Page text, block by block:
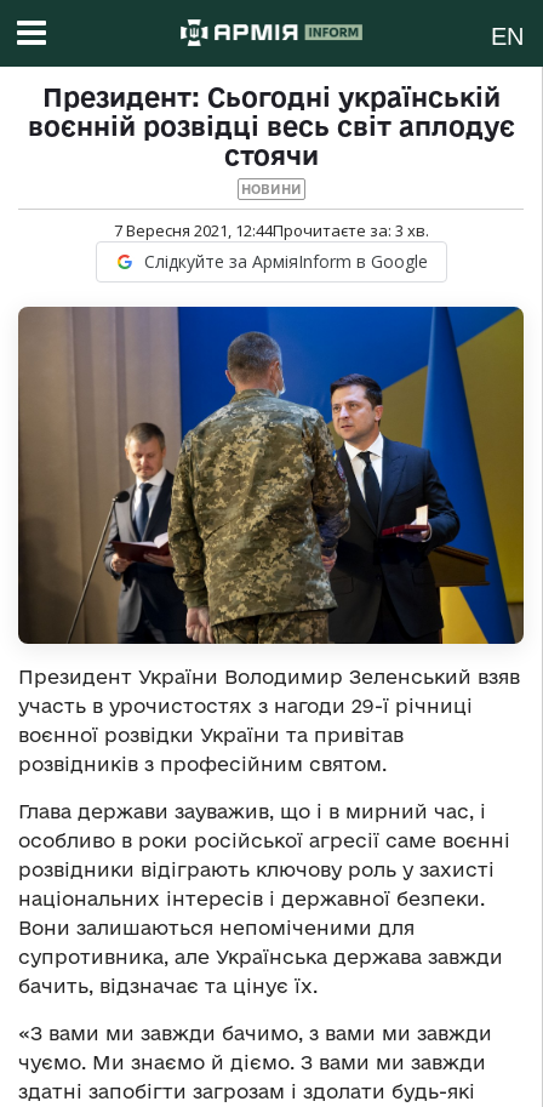
EN
Президент: Сьогодні українській
воєнній розвідці весь світ аплодує
стоячи
НОВИНИ
7 Вересня 2021, 12:44Прочитаєте за: 3 хв.
Слідкуйте за АрміяInform в Google
Президент України Володимир Зеленський взяв
участь в урочистостях з нагоди 29-ї річниці
воєнної розвідки України та привітав
розвідників з професійним святом.
Глава держави зауважив, що і в мирний час, і
особливо в роки російської агресії саме воєнні
розвідники відіграють ключову роль у захисті
національних інтересів і державної безпеки.
Вони залишаються непоміченими для
супротивника, але Українська держава завжди
бачить, відзначає та цінує їх.
«З вами ми завжди бачимо, з вами ми завжди
чуємо. Ми знаємо й діємо. З вами ми завжди
здатні запобігти загрозам і здолати будь-які